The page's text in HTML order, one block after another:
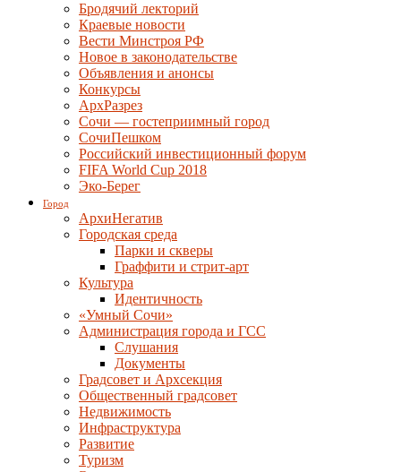
Бродячий лекторий
Краевые новости
Вести Минстроя РФ
Новое в законодательстве
Объявления и анонсы
Конкурсы
АрхРазрез
Сочи — гостеприимный город
СочиПешком
Российский инвестиционный форум
FIFA World Cup 2018
Эко-Берег
Город
АрхиНегатив
Городская среда
Парки и скверы
Граффити и стрит-арт
Культура
Идентичность
«Умный Сочи»
Администрация города и ГСС
Слушания
Документы
Градсовет и Архсекция
Общественный градсовет
Недвижимость
Инфраструктура
Развитие
Туризм